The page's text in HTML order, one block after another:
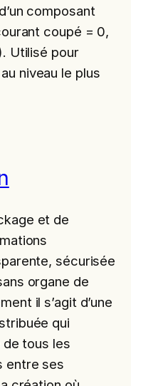
composant
coupé = 0,
Utilisé pour
niveau le plus
et de
sécurisée
organe de
il s’agit d’une
qui
de tous les
entre ses